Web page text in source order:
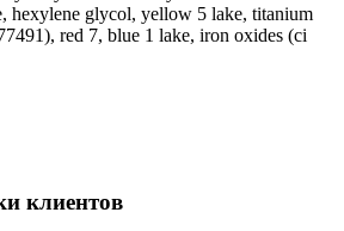
hexylene glycol, yellow 5 lake, titanium
red 7, blue 1 lake, iron oxides (ci
клиентов